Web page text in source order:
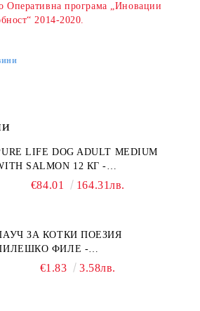
програма „Иновации
2014-2020.
LIFE DOG ADULT MEDIUM
SALMON 12 КГ -
ПЪЛНОЦЕННА ХРАНА ЗА
ЗЪРНО, БЕЗ ГЛУТЕН.
ВЪВ ФРАНЦИЯ.
€84.01 164.31лв.
ЗА КОТКИ ПОЕЗИЯ
ФИЛЕ -
ПРОМОКОМПЛЕКТ 3 БР.
€1.83 3.58лв.